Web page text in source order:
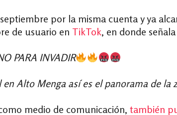
por la misma cuenta y ya
de usuario en TikTok, en donde
PARA INVADIR
Alto Menga así es el panorama de la
medio de comunicación, también